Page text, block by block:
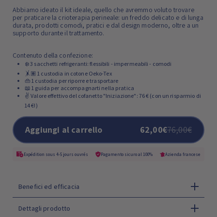
Abbiamo ideato il kit ideale, quello che avremmo voluto trovare
per praticare la crioterapia perineale: un freddo delicato e di lunga
durata, prodotti comodi, pratici e dal design moderno, oltre a un
supporto durante il trattamento.
Contenuto della confezione:
❄️ 3 sacchetti refrigeranti: flessibili - impermeabili - comodi
🤸🏽 1 custodia in cotone Oeko-Tex
👜 1 custodia per riporre e trasportare
📖 1 guida per accompagnarti nella pratica
✌️ Valore effettivo del cofanetto "Iniziazione": 76 € (con un risparmio di
14 €!)
Aggiungi al carrello 62,00€76,00€
Expédition sous 4-5 jours ouvrés Pagamento sicuro al 100%
Benefici ed efficacia
Dettagli prodotto